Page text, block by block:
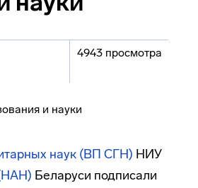
4943 просмотра
наук (ВП СГН) НИУ
Беларуси подписали